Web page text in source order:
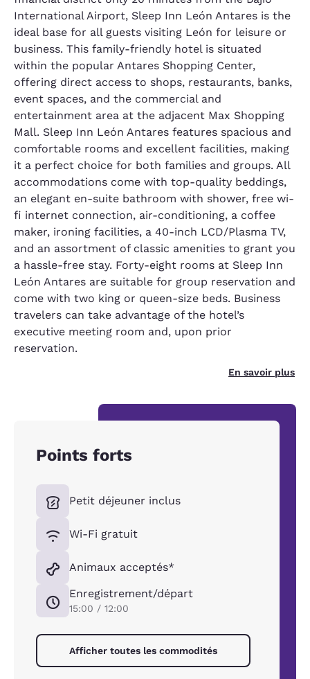
International Airport, Sleep Inn León Antares is the
ideal base for all guests visiting León for leisure or
business. This family-friendly hotel is situated
within the popular Antares Shopping Center,
offering direct access to shops, restaurants, banks,
event spaces, and the commercial and
entertainment area at the adjacent Max Shopping
Mall. Sleep Inn León Antares features spacious and
comfortable rooms and excellent facilities, making
it a perfect choice for both families and groups. All
accommodations come with top-quality beddings,
an elegant en-suite bathroom with shower, free wi-
fi internet connection, air-conditioning, a coffee
maker, ironing facilities, a 40-inch LCD/Plasma TV,
and an assortment of classic amenities to grant you
a hassle-free stay. Forty-eight rooms at Sleep Inn
León Antares are suitable for group reservation and
come with two king or queen-size beds. Business
travelers can take advantage of the hotel’s
executive meeting room and, upon prior
reservation.
En savoir plus
Points forts
Petit déjeuner inclus
Wi-Fi gratuit
Animaux acceptés*
Enregistrement/départ
15:00 / 12:00
Afficher toutes les commodités